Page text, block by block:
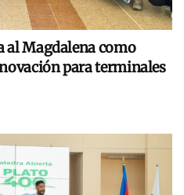
al Magdalena como
para terminales